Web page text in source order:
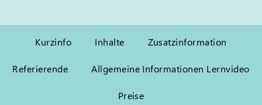
Kurzinfo Inhalte Zusatzinformation
Referierende Allgemeine Informationen Lernvideo
Preise